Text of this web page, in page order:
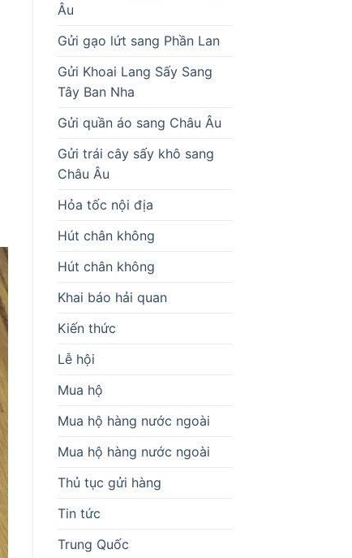
Âu
Gửi gạo lứt sang Phần Lan
Gửi Khoai Lang Sấy Sang
Tây Ban Nha
Gửi quần áo sang Châu Âu
Gửi trái cây sấy khô sang
Châu Âu
Hỏa tốc nội địa
Hút chân không
Hút chân không
Khai báo hải quan
Kiến thức
Lễ hội
Mua hộ
Mua hộ hàng nước ngoài
Mua hộ hàng nước ngoài
Thủ tục gửi hàng
Tin tức
Trung Quốc